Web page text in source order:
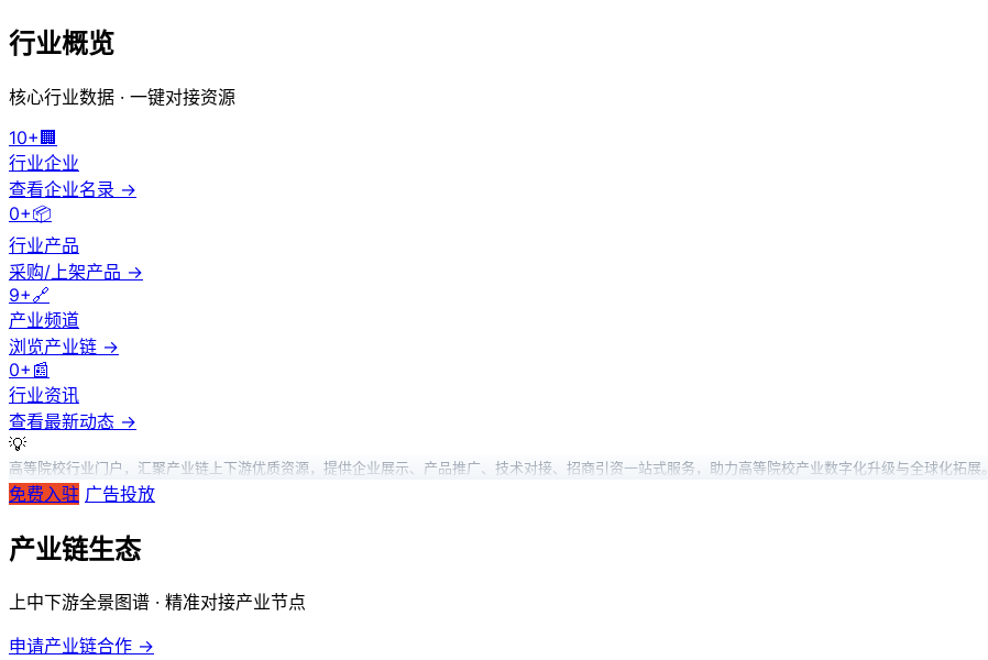
行业概览
核心行业数据 · 一键对接资源
10+🏢
行业企业
查看企业名录 →
0+📦
行业产品
采购/上架产品 →
9+🔗
产业频道
浏览产业链 →
0+ 📰
行业资讯
查看最新动态 →
💡
高等院校行业门户，汇聚产业链上下游优质资源，提供企业展示、产品推广、技术对接、招商引资一站式服务，助力高等院校产业数字化升级与全球化拓展。
免费入驻 广告投放
产业链生态
上中下游全景图谱 · 精准对接产业节点
申请产业链合作 →